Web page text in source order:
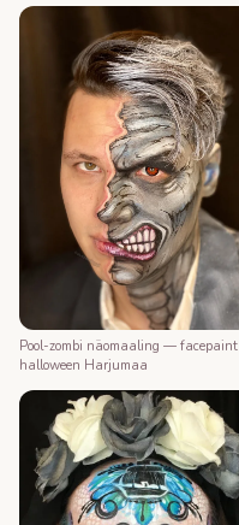
Pool-zombi näomaaling — facepaint
halloween Harjumaa